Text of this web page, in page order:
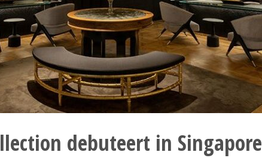
debuteert in Singapore